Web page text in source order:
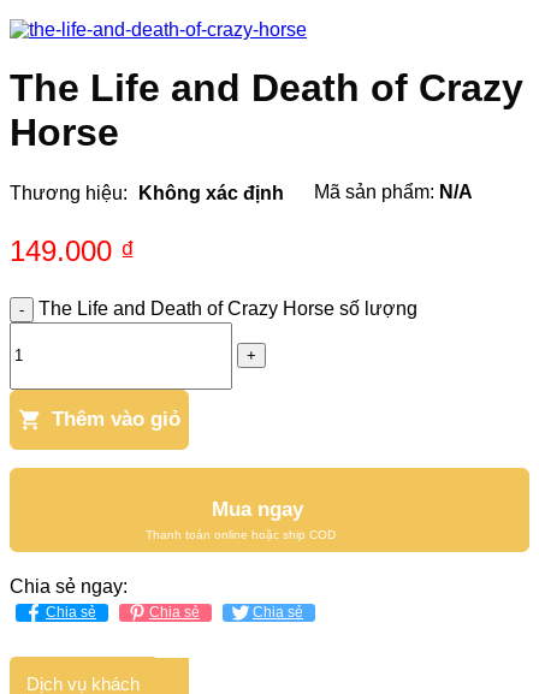
The Life and Death of Crazy
Horse
Thương hiệu: Không xác định Mã sản phẩm: N/A
149.000 ₫
The Life and Death of Crazy Horse số lượng
Thêm vào giỏ
Mua ngay
Chia sẻ ngay:
Chia sẻ Chia sẻ Chia sẻ
Dịch vụ khách